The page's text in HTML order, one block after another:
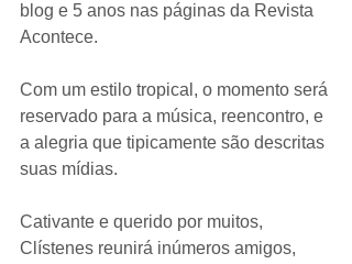
blog e 5 anos nas páginas da Revista
Acontece.
Com um estilo tropical, o momento será
reservado para a música, reencontro, e
a alegria que tipicamente são descritas
suas mídias.
Cativante e querido por muitos,
Clístenes reunirá inúmeros amigos,